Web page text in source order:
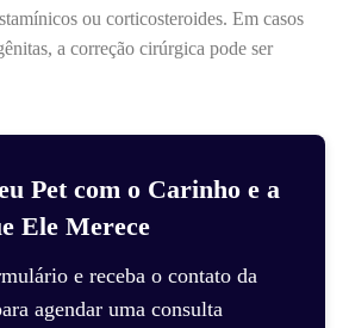
ou corticosteroides. Em casos
a correção cirúrgica pode ser
Pet com o Carinho e a
Ele Merece
e receba o contato da
agendar uma consulta